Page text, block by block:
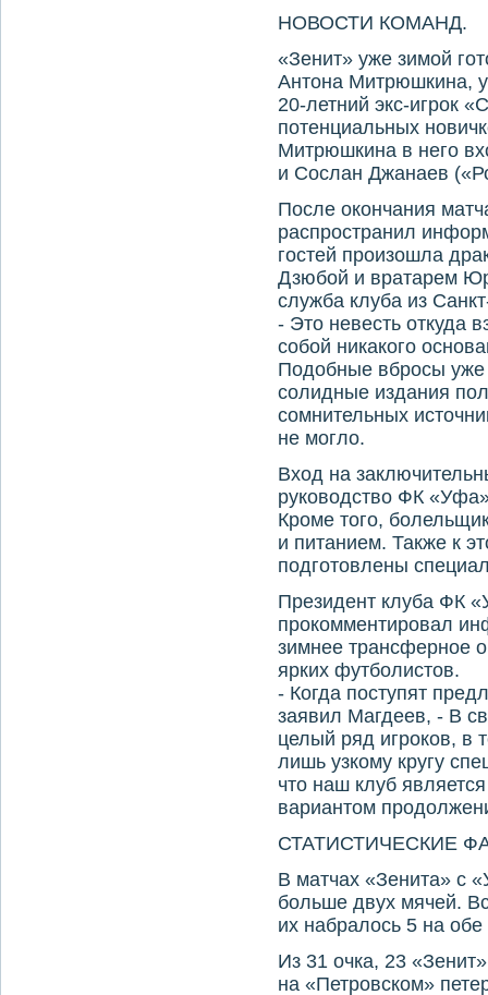
НОВОСТИ КОМАНД.
«Зенит» уже зимой
Антона Митрюшкина,
20-летний экс-игрок
потенциальных
Митрюшкина в него
и Сослан Джанаев
После окончания
распространил
гостей произошла
Дзюбой и вратарем
служба клуба из
- Это невесть откуда
собой никакого
Подобные вбросы уже
солидные издания
сомнительных
не могло.
Вход на
руководство ФК
Кроме того,
и питанием. Также к
подготовлены
Президент клуба ФК
прокомментировал
зимнее трансферное
ярких футболистов.
- Когда поступят
заявил Магдеев, - В
целый ряд игроков, в
лишь узкому кругу
что наш клуб
вариантом
СТАТИСТИЧЕСКИЕ
В матчах «Зенита» с
больше двух мячей.
их набралось 5 на
Из 31 очка, 23
на «Петровском»